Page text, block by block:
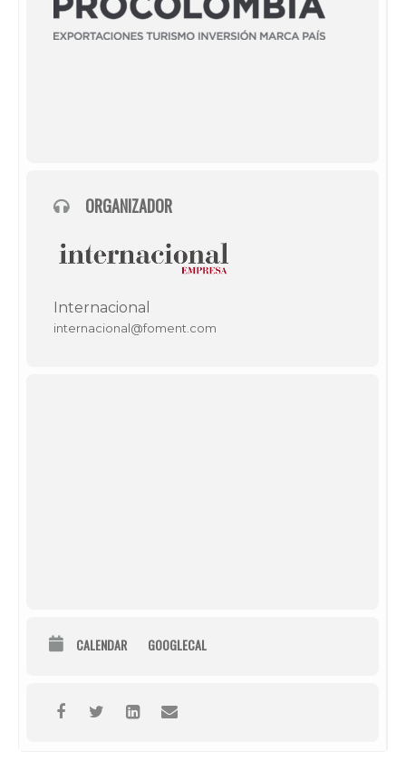
ORGANIZADOR
Internacional
internacional@foment.com
CALENDAR GOOGLECAL